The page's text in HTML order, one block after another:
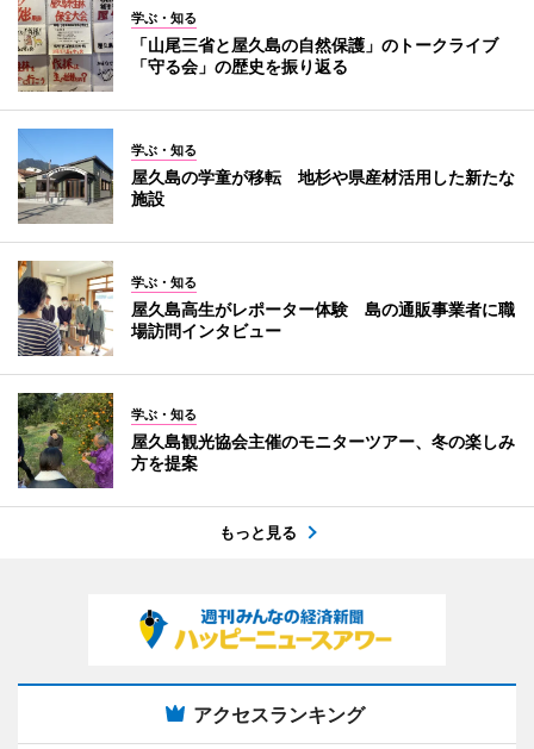
学ぶ・知る
「山尾三省と屋久島の自然保護」のトークライブ
「守る会」の歴史を振り返る
学ぶ・知る
屋久島の学童が移転 地杉や県産材活用した新たな
施設
学ぶ・知る
屋久島高生がレポーター体験 島の通販事業者に職
場訪問インタビュー
学ぶ・知る
屋久島観光協会主催のモニターツアー、冬の楽しみ
方を提案
もっと見る
アクセスランキング